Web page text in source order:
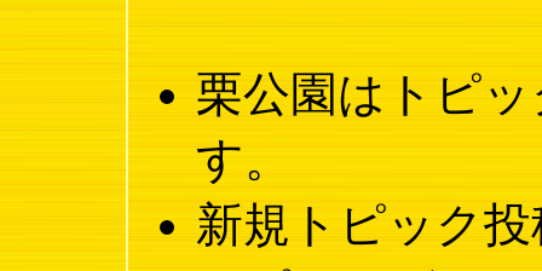
栗公園はトピ
す。
新規トピック